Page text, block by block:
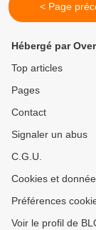
< Page
Hébergé par
Top articles
Pages
Contact
Signaler un abus
C.G.U.
Cookies et
Préférences
Voir le profil de